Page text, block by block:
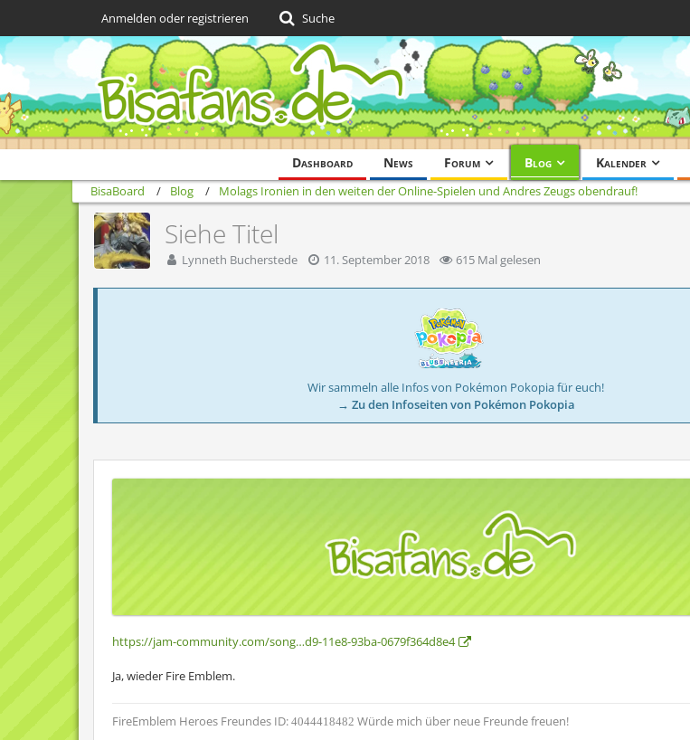
Dashboard News Forum Blog Kalender
Anmelden oder registrieren Suche
BisaBoard Blog Molags Ironien in den weiten der Online-Spielen und Andres Zeugs obendrauf!
Siehe Titel
Lynneth Bucherstede 11. September 2018 615 Mal gelesen
Wir sammeln alle Infos von Pokémon Pokopia für euch!
→ Zu den Infoseiten von Pokémon Pokopia
https://jam-community.com/song…d9-11e8-93ba-0679f364d8e4
Ja, wieder Fire Emblem.
FireEmblem Heroes Freundes ID: 4044418482 Würde mich über neue Freunde freuen!